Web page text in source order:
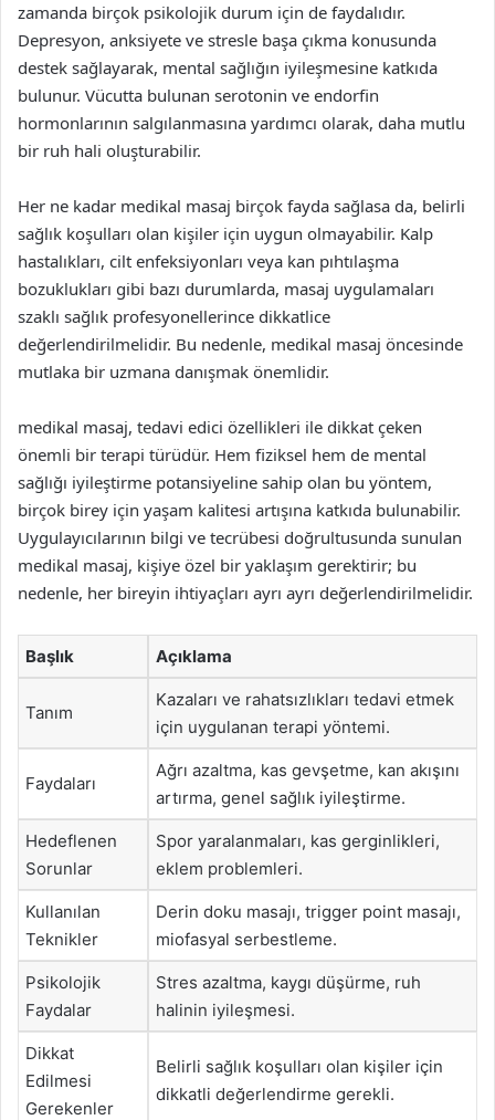
zamanda birçok psikolojik durum için de faydalıdır.
Depresyon, anksiyete ve stresle başa çıkma konusunda
destek sağlayarak, mental sağlığın iyileşmesine katkıda
bulunur. Vücutta bulunan serotonin ve endorfin
hormonlarının salgılanmasına yardımcı olarak, daha mutlu
bir ruh hali oluşturabilir.
Her ne kadar medikal masaj birçok fayda sağlasa da, belirli
sağlık koşulları olan kişiler için uygun olmayabilir. Kalp
hastalıkları, cilt enfeksiyonları veya kan pıhtılaşma
bozuklukları gibi bazı durumlarda, masaj uygulamaları
szaklı sağlık profesyonellerince dikkatlice
değerlendirilmelidir. Bu nedenle, medikal masaj öncesinde
mutlaka bir uzmana danışmak önemlidir.
medikal masaj, tedavi edici özellikleri ile dikkat çeken
önemli bir terapi türüdür. Hem fiziksel hem de mental
sağlığı iyileştirme potansiyeline sahip olan bu yöntem,
birçok birey için yaşam kalitesi artışına katkıda bulunabilir.
Uygulayıcılarının bilgi ve tecrübesi doğrultusunda sunulan
medikal masaj, kişiye özel bir yaklaşım gerektirir; bu
nedenle, her bireyin ihtiyaçları ayrı ayrı değerlendirilmelidir.
Başlık Açıklama
Tanım
Kazaları ve rahatsızlıkları tedavi etmek
için uygulanan terapi yöntemi.
Faydaları
Ağrı azaltma, kas gevşetme, kan akışını
artırma, genel sağlık iyileştirme.
Hedeflenen
Sorunlar
Spor yaralanmaları, kas gerginlikleri,
eklem problemleri.
Kullanılan
Teknikler
Derin doku masajı, trigger point masajı,
miofasyal serbestleme.
Psikolojik
Faydalar
Stres azaltma, kaygı düşürme, ruh
halinin iyileşmesi.
Dikkat
Edilmesi
Gerekenler
Belirli sağlık koşulları olan kişiler için
dikkatli değerlendirme gerekli.